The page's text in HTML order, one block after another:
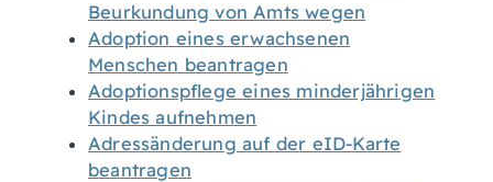
Beurkundung von Amts wegen
Adoption eines erwachsenen
Menschen beantragen
Adoptionspflege eines minderjährigen
Kindes aufnehmen
Adressänderung auf der eID-Karte
beantragen